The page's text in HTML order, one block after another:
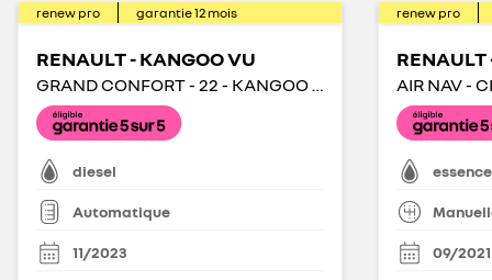
renew pro garantie12 mois
RENAULT - KANGOO VU
GRAND CONFORT - 22 - KANGOO VAN BLUE DCI 115 EDC
diesel
Automatique
11/2023
renew pro
RENAULT
essence
09/2021